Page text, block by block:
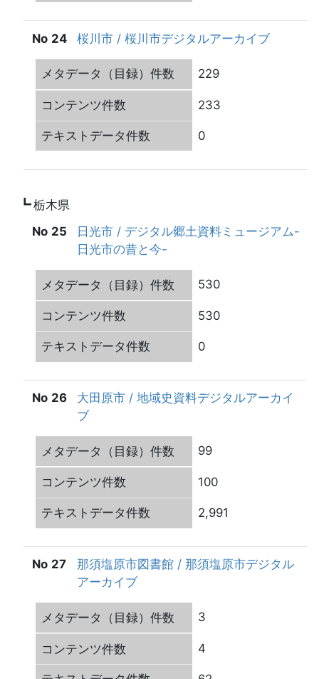
桜川市 / 桜川市デジタルアーカイブ
24
229
233
0
栃木県
日光市 / デジタル郷土資料ミュージアム-
日光市の昔と今-
25
530
530
0
大田原市 / 地域史資料デジタルアーカイ
ブ
26
99
100
2,991
那須塩原市図書館 / 那須塩原市デジタル
アーカイブ
27
3
4